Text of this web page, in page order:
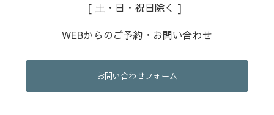
[ 土・日・祝日除く ]
WEBからのご予約・お問い合わせ
お問い合わせフォーム